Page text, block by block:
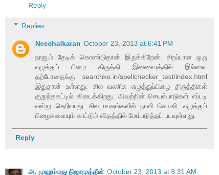
Reply
Replies
Neechalkaran October 23, 2013 at 6:41 PM
நானும் தேடிக் கொண்டுதான் இருக்கிறேன். சிறப்பான ஒரு
எழுத்துப் பிழை திருத்தி இணையத்தில் இல்லை.
தற்போதைக்கு searchko.in/spellchecker_test/index.html
இதுதான் உள்ளது. சில வணிக எழுத்துப்பிழை திருத்திகள்
குறுந்தகட்டில் கிடைக்கிறது. அவற்றின் செயல்பாடுகள் எப்படி
என்று தெரியாது. சில மாதங்களில் நாவி செயலி, எழுத்துப்
பிழைகளையும் காட்டும் விதத்தில் மேம்படுத்தப் படவுள்ளது.
Reply
அ. முஹம்மது நிஜாமுத்தீன் October 23, 2013 at 8:31 AM